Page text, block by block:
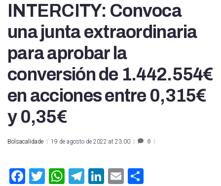
INTERCITY: Convoca
una junta extraordinaria
para aprobar la
conversión de 1.442.554€
en acciones entre 0,315€
y 0,35€
Bolsacalidade 19 de agosto de 2022 at 23:00 0
Facebook
Twitter
WhatsApp
Telegram
LinkedIn
Email